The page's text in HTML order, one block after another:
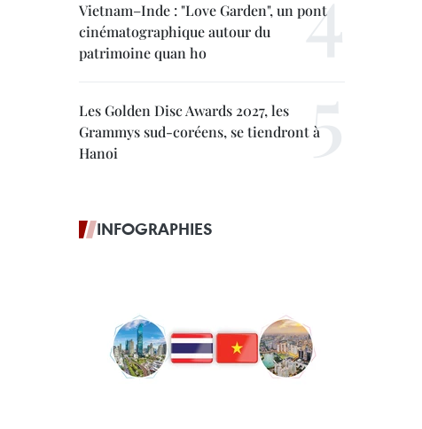
Vietnam–Inde : "Love Garden", un pont
cinématographique autour du
patrimoine quan ho
Les Golden Disc Awards 2027, les
Grammys sud-coréens, se tiendront à
Hanoi
INFOGRAPHIES